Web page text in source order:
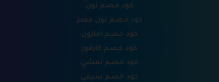
كود خصم نون
كود خصم نون مصر
كود خصم امازون
كود خصم كارفور
كود خصم نمشي
كود خصم سيفي